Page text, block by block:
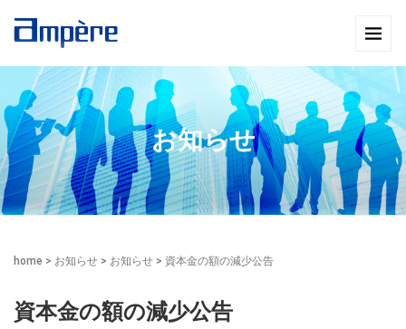
お知らせ
home > お知らせ > お知らせ > 資本金の額の減少公告
資本金の額の減少公告